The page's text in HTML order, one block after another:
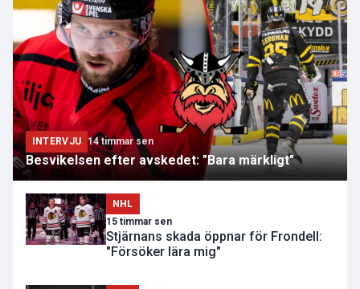
INTERVJU 14 timmar sen
Besvikelsen efter avskedet: "Bara märkligt"
NHL
15 timmar sen
Stjärnans skada öppnar för Frondell:
"Försöker lära mig"